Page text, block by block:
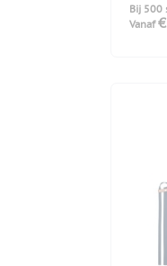
Bij 500
Vanaf